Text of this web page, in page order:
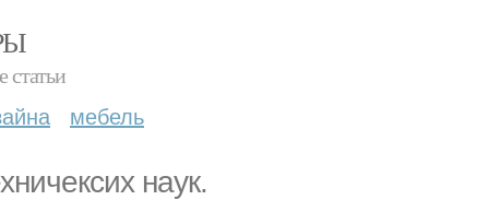
статьи
мебель
наук.